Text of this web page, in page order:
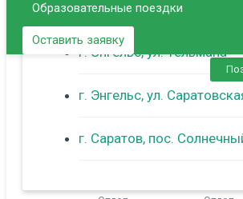
г. Балаково
г. Энгельс, ул. Тельмана
г. Энгельс, ул.
г. Саратов, пос.
Образовательные поездки
Оставить заявку